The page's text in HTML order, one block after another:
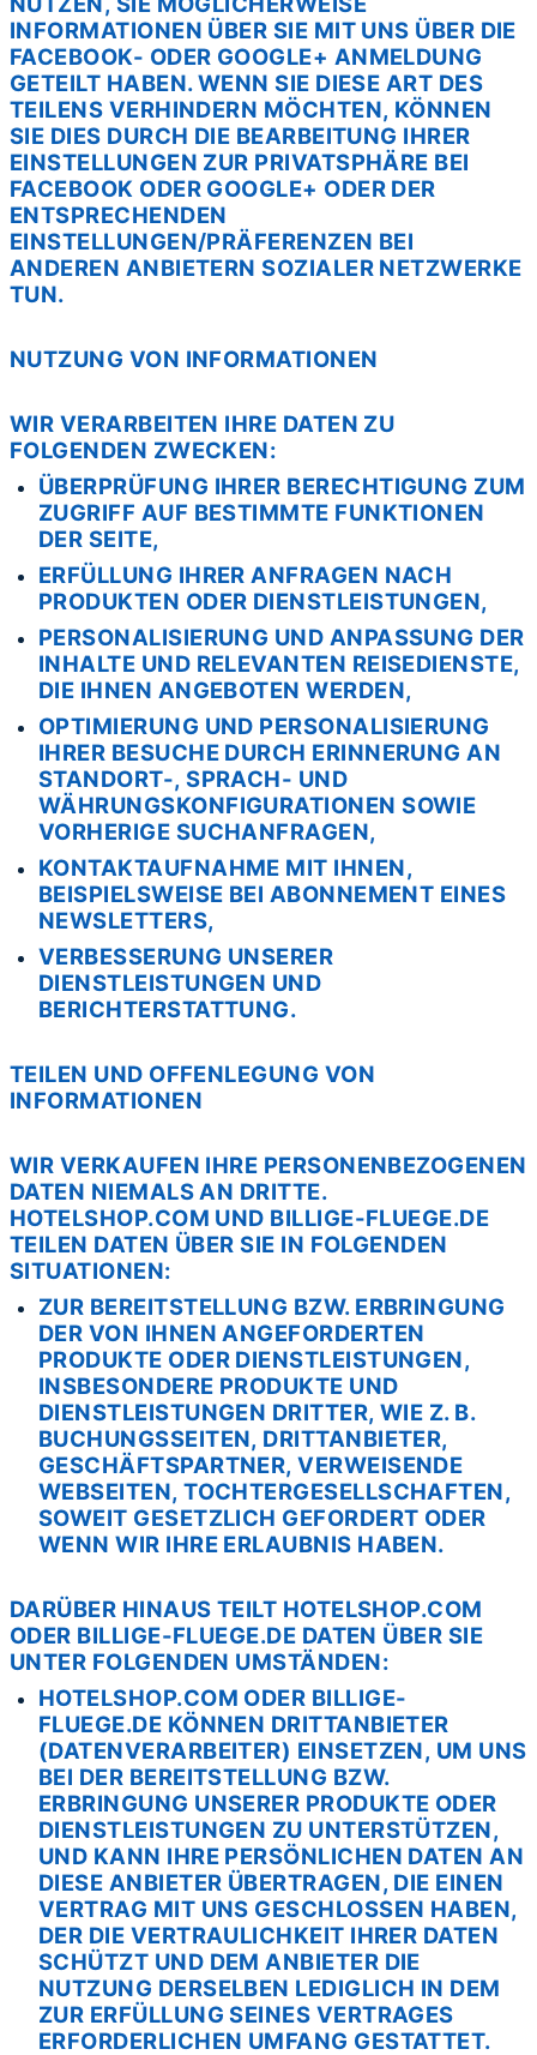
NFORMATIONEN ÜBER SIE MIT UNS ÜBER DIE F
ACEBOOK- ODER GOOGLE+ ANMELDUNG G
ETEILT HABEN. WENN SIE DIESE ART DES T
EILENS VERHINDERN MÖCHTEN, KÖNNEN S
IE DIES DURCH DIE BEARBEITUNG IHRER E
INSTELLUNGEN ZUR PRIVATSPHÄRE BEI
FACEBOOK ODER GOOGLE+ ODER DER E
NTSPRECHENDEN
EINSTELLUNGEN/PRÄFERENZEN BEI A
NDEREN ANBIETERN SOZIALER NETZWERKE
TUN.
NUTZUNG VON INFORMATIONEN
WIR VERARBEITEN IHRE DATEN ZU
FOLGENDEN ZWECKEN:
ÜBERPRÜFUNG IHRER BERECHTIGUNG ZUM
ZUGRIFF AUF BESTIMMTE FUNKTIONEN
DER SEITE,
ERFÜLLUNG IHRER ANFRAGEN NACH
PRODUKTEN ODER DIENSTLEISTUNGEN,
PERSONALISIERUNG UND ANPASSUNG DER
INHALTE UND RELEVANTEN REISEDIENSTE,
DIE IHNEN ANGEBOTEN WERDEN,
OPTIMIERUNG UND PERSONALISIERUNG
IHRER BESUCHE DURCH ERINNERUNG AN
STANDORT-, SPRACH- UND
WÄHRUNGSKONFIGURATIONEN SOWIE
VORHERIGE SUCHANFRAGEN,
KONTAKTAUFNAHME MIT IHNEN,
BEISPIELSWEISE BEI ABONNEMENT EINES
NEWSLETTERS,
VERBESSERUNG UNSERER
DIENSTLEISTUNGEN UND
BERICHTERSTATTUNG.
TEILEN UND OFFENLEGUNG VON
INFORMATIONEN
WIR VERKAUFEN IHRE PERSONENBEZOGENEN
DATEN NIEMALS AN DRITTE.
HOTELSHOP.COM UND BILLIGE-FLUEGE.DE
TEILEN DATEN ÜBER SIE IN FOLGENDEN
SITUATIONEN:
ZUR BEREITSTELLUNG BZW. ERBRINGUNG
DER VON IHNEN ANGEFORDERTEN
PRODUKTE ODER DIENSTLEISTUNGEN,
INSBESONDERE PRODUKTE UND
DIENSTLEISTUNGEN DRITTER, WIE Z. B.
BUCHUNGSSEITEN, DRITTANBIETER,
GESCHÄFTSPARTNER, VERWEISENDE
WEBSEITEN, TOCHTERGESELLSCHAFTEN,
SOWEIT GESETZLICH GEFORDERT ODER
WENN WIR IHRE ERLAUBNIS HABEN.
DARÜBER HINAUS TEILT HOTELSHOP.COM
ODER BILLIGE-FLUEGE.DE DATEN ÜBER SIE
UNTER FOLGENDEN UMSTÄNDEN:
HOTELSHOP.COM ODER BILLIGE-
FLUEGE.DE KÖNNEN DRITTANBIETER
(DATENVERARBEITER) EINSETZEN, UM UNS
BEI DER BEREITSTELLUNG BZW.
ERBRINGUNG UNSERER PRODUKTE ODER
DIENSTLEISTUNGEN ZU UNTERSTÜTZEN,
UND KANN IHRE PERSÖNLICHEN DATEN AN
DIESE ANBIETER ÜBERTRAGEN, DIE EINEN
VERTRAG MIT UNS GESCHLOSSEN HABEN,
DER DIE VERTRAULICHKEIT IHRER DATEN
SCHÜTZT UND DEM ANBIETER DIE
NUTZUNG DERSELBEN LEDIGLICH IN DEM
ZUR ERFÜLLUNG SEINES VERTRAGES
ERFORDERLICHEN UMFANG GESTATTET.